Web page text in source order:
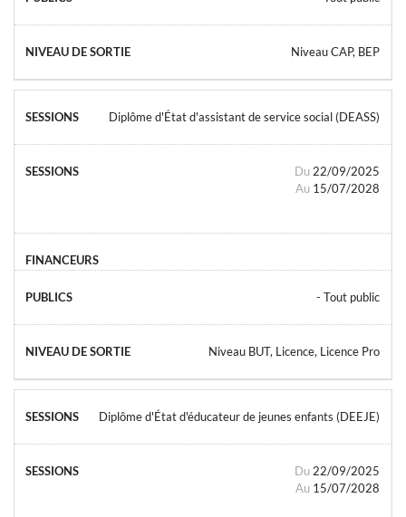
Niveau CAP, BEP
Diplôme d'État d'assistant de service social (DEASS)
Du 22/09/2025
Au 15/07/2028
- Tout public
Niveau BUT, Licence, Licence Pro
Diplôme d'État d'éducateur de jeunes enfants (DEEJE)
Du 22/09/2025
Au 15/07/2028